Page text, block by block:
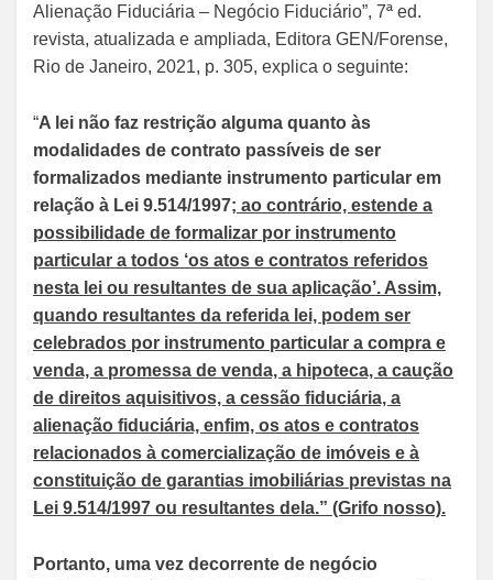
Alienação Fiduciária – Negócio Fiduciário”, 7ª ed.
revista, atualizada e ampliada, Editora GEN/Forense,
Rio de Janeiro, 2021, p. 305, explica o seguinte:
“A lei não faz restrição alguma quanto às
modalidades de contrato passíveis de ser
formalizados mediante instrumento particular em
relação à Lei 9.514/1997; ao contrário, estende a
possibilidade de formalizar por instrumento
particular a todos ‘os atos e contratos referidos
nesta lei ou resultantes de sua aplicação’. Assim,
quando resultantes da referida lei, podem ser
celebrados por instrumento particular a compra e
venda, a promessa de venda, a hipoteca, a caução
de direitos aquisitivos, a cessão fiduciária, a
alienação fiduciária, enfim, os atos e contratos
relacionados à comercialização de imóveis e à
constituição de garantias imobiliárias previstas na
Lei 9.514/1997 ou resultantes dela.” (Grifo nosso).
Portanto, uma vez decorrente de negócio